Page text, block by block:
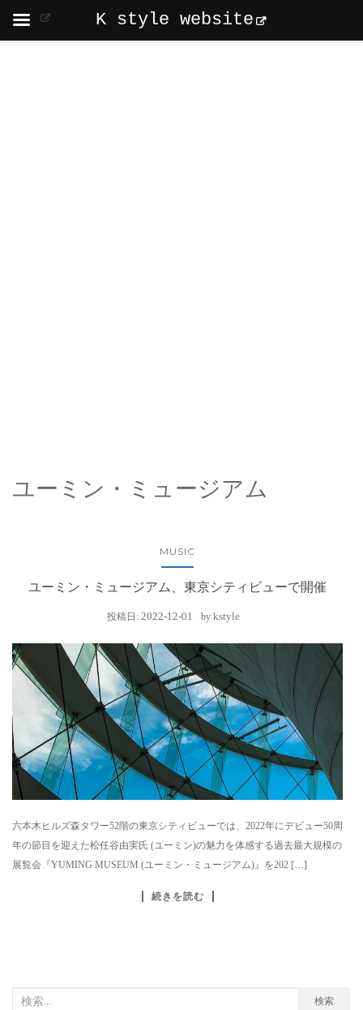
ユーミン・ミュージアム
MUSIC
ユーミン・ミュージアム、東京シティビューで開催
投稿日: 2022-12-01 by kstyle
六本木ヒルズ森タワー52階の東京シティビューでは、2022年にデビュー50周
年の節目を迎えた松任谷由実氏 (ユーミン)の魅力を体感する過去最大規模の
展覧会『YUMING MUSEUM (ユーミン・ミュージアム)』を202 […]
続きを読む
検索
K style website